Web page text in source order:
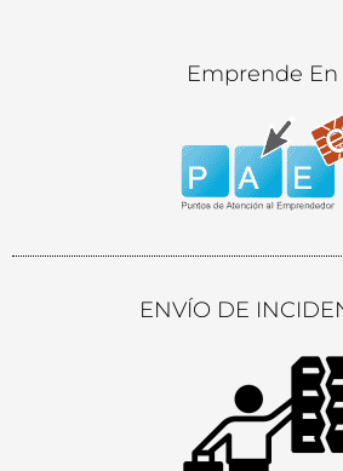
Emprende En
ENVÍO DE